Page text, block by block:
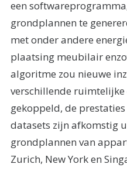
een
grondplannen te
met onder andere
plaatsing meubilair
algoritme zou nieuwe
verschillende
gekoppeld, de
datasets zijn afkomstig
grondplannen van
Zurich, New York en